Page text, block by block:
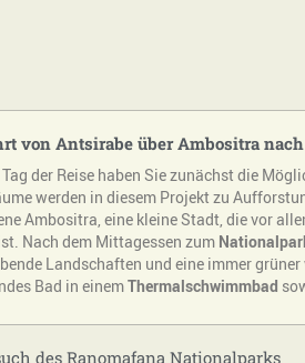
von Antsirabe über Ambositra
der Reise haben Sie zunächst die
werden in diesem Projekt zu
Ambositra, eine kleine Stadt, die vor
Nach dem Mittagessen zum
Landschaften und eine immer
Bad in einemThermalschwimmbad
des Ranomafana Nationalparks